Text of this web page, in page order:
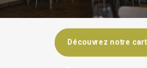
Découvrez notre